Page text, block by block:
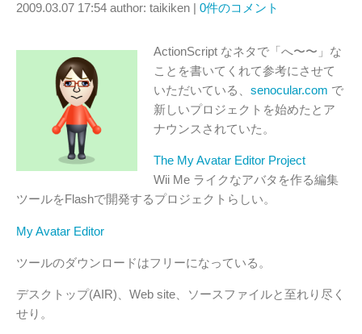
2009.03.07 17:54 author: taikiken | 0件のコメント
ActionScript なネタで「へ〜〜」な
ことを書いてくれて参考にさせて
いただいている、 senocular.com で
新しいプロジェクトを始めたとア
ナウンスされていた。
The My Avatar Editor Project
Wii Me ライクなアバタを作る編集
ツールをFlashで開発するプロジェクトらしい。
My Avatar Editor
ツールのダウンロードはフリーになっている。
デスクトップ(AIR)、Web site、ソースファイルと至れり尽く
せり。